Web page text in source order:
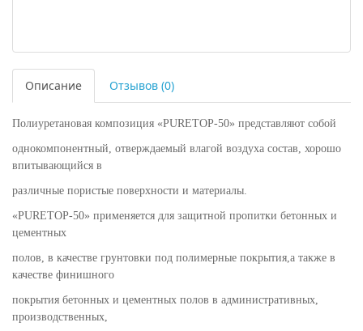
Описание Отзывов (0)
Полиуретановая композиция «PURETOP-50» представляют собой
однокомпонентный, отверждаемый влагой воздуха состав, хорошо
впитывающийся в
различные пористые поверхности и материалы.
«PURETOP-50» применяется для защитной пропитки бетонных и
цементных
полов, в качестве грунтовки под полимерные покрытия,а также в
качестве финишного
покрытия бетонных и цементных полов в административных,
производственных,